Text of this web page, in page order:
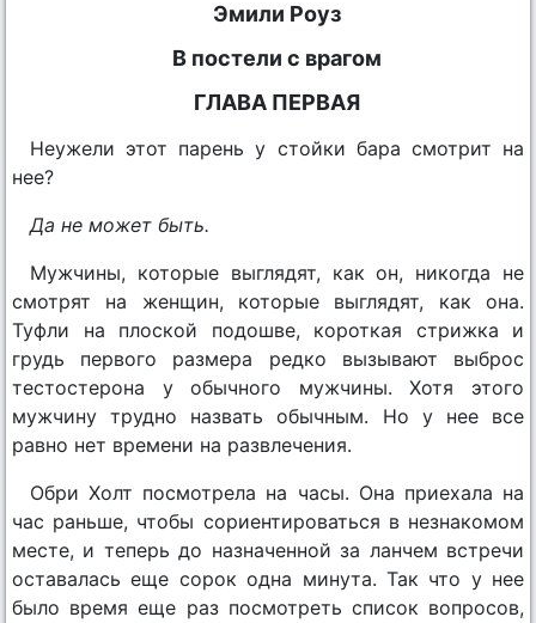
Эмили Роуз
В постели с врагом
ГЛАВА ПЕРВАЯ
Неужели этот парень у стойки бара смотрит на
нее?
Да не может быть.
Мужчины, которые выглядят, как он, никогда не
смотрят на женщин, которые выглядят, как она.
Туфли на плоской подошве, короткая стрижка и
грудь первого размера редко вызывают выброс
тестостерона у обычного мужчины. Хотя этого
мужчину трудно назвать обычным. Но у нее все
равно нет времени на развлечения.
Обри Холт посмотрела на часы. Она приехала на
час раньше, чтобы сориентироваться в незнакомом
месте, и теперь до назначенной за ланчем встречи
оставалась еще сорок одна минута. Так что у нее
было время еще раз посмотреть список вопросов,